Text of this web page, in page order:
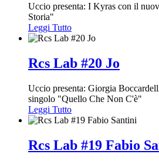
Uccio presenta: I Kyras con il
Storia"
Leggi Tutto
Rcs Lab #20 Jo
Uccio presenta: Giorgia
singolo "Quello Che Non C'è"
Leggi Tutto
Rcs Lab #19 Fabio